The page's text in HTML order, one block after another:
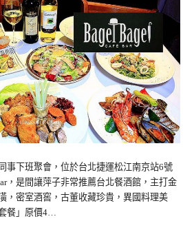
事下班聚會，位於台北捷運松江南京站6號
，是間讓萍子非常推薦台北餐酒館，主打金
，密室酒窖，古董收藏珍貴，異國料理美
餐」原價4…